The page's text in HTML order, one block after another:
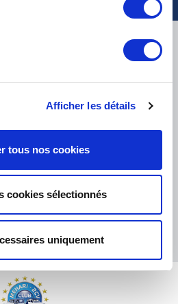
Afficher les détails
tous nos cookies
cookies sélectionnés
uniquement
GROS COLIS :TNT, GÉODIS, FRANCE EXPRESS, DPD
PLUS
sur